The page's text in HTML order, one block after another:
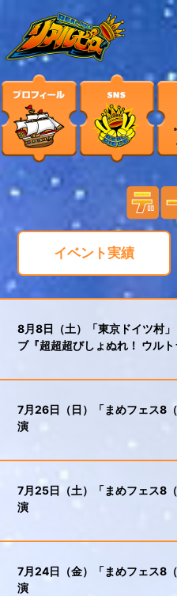
イベント実績
8月8日（土）「東京ドイツ村
ブ『超超超びしょぬれ！ ウル
7月26日（日）「まめフェス8
演
7月25日（土）「まめフェス8
演
7月24日（金）「まめフェス8
演